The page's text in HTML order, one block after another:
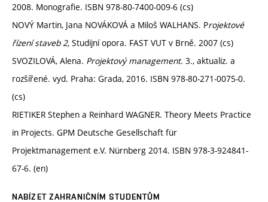
2008. Monografie. ISBN 978-80-7400-009-6 (cs)
NOVÝ Martin, Jana NOVÁKOVÁ a Miloš WALHANS. Projektové
řízení staveb 2, Studijní opora. FAST VUT v Brně. 2007 (cs)
SVOZILOVÁ, Alena. Projektový management. 3., aktualiz. a
rozšířené. vyd. Praha: Grada, 2016. ISBN 978-80-271-0075-0.
(cs)
RIETIKER Stephen a Reinhard WAGNER. Theory Meets Practice
in Projects. GPM Deutsche Gesellschaft für
Projektmanagement e.V. Nürnberg 2014. ISBN 978-3-924841-
67-6. (en)
NABÍZET ZAHRANIČNÍM STUDENTŮM